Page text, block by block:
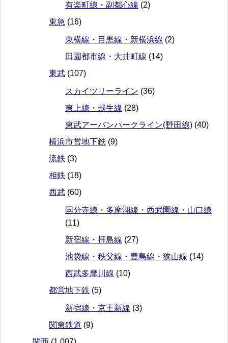
有楽町線・副都心線 (2)
東急 (16)
東横線・目黒線・新横浜線 (2)
田園都市線・大井町線 (14)
東武 (107)
スカイツリーライン (36)
東上線・越生線 (28)
東武アーバンパークライン(野田線) (40)
横浜市営地下鉄 (9)
流鉄 (3)
相鉄 (18)
西武 (60)
国分寺線・多摩湖線・西武園線・山口線
(11)
新宿線・拝島線 (27)
池袋線・秩父線・豊島線・狭山線 (14)
西武多摩川線 (10)
都営地下鉄 (5)
新宿線・京王新線 (3)
関東鉄道 (9)